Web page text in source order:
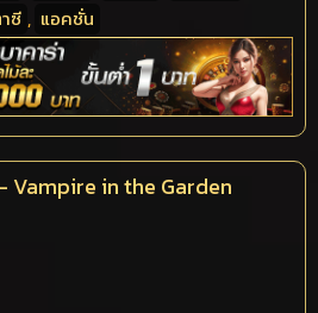
ซี , แอคชั่น
Vampire in the Garden